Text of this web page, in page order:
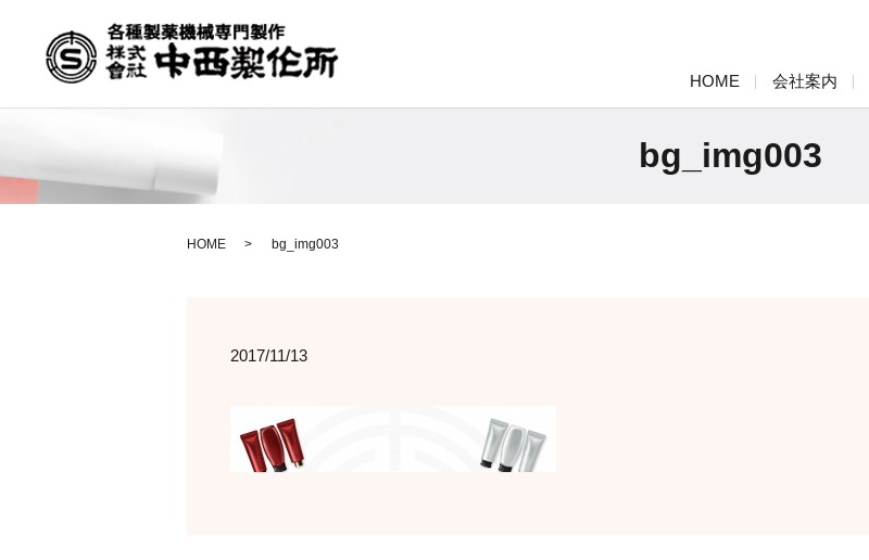
HOME 会社案内
bg_img003
HOME bg_img003
2017/11/13